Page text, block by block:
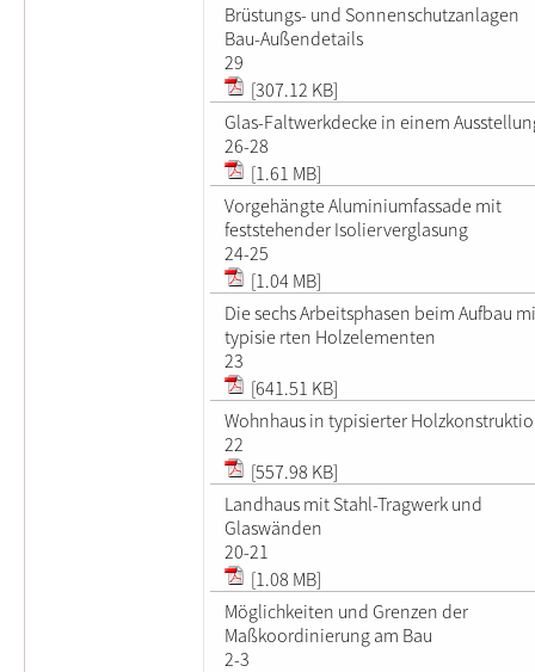
Brüstungs- und Sonnenschutzanlagen
Bau-Außendetails
29
[307.12 KB]
Glas-Faltwerkdecke in einem
26-28
[1.61 MB]
Vorgehängte Aluminiumfassade mit
feststehender Isolierverglasung
24-25
[1.04 MB]
Die sechs Arbeitsphasen beim Aufbau
typisie rten Holzelementen
23
[641.51 KB]
Wohnhaus in typisierter
22
[557.98 KB]
Landhaus mit Stahl-Tragwerk und
Glaswänden
20-21
[1.08 MB]
Möglichkeiten und Grenzen der
Maßkoordinierung am Bau
2-3